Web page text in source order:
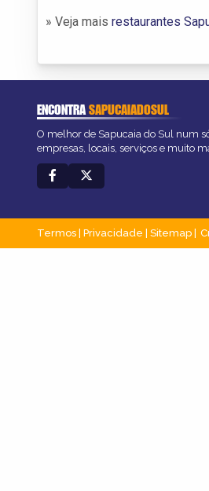
» Veja mais restaurantes
ENCONTRASAPUCAIADOSUL
O melhor de Sapucaia do Sul num
empresas, locais, serviços e muito
Termos Privacidade Sitemap